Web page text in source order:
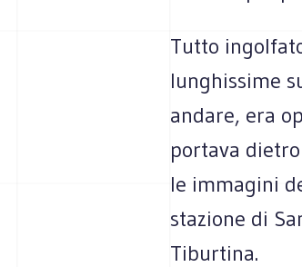
Tutto
lunghissime
andare, era
portava
le immagini
stazione di
Tiburtina.